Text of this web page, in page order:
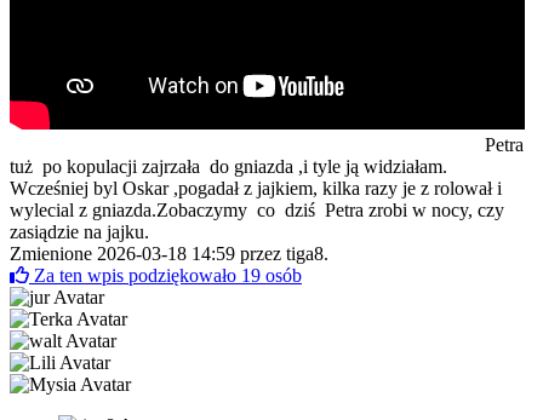
Petra
tuż po kopulacji zajrzała do gniazda ,i tyle ją widziałam.
Wcześniej byl Oskar ,pogadał z jajkiem, kilka razy je z rolował i
wylecial z gniazda.Zobaczymy co dziś Petra zrobi w nocy, czy
zasiądzie na jajku.
Zmienione 2026-03-18 14:59 przez tiga8.
Za ten wpis podziękowało 19 osób